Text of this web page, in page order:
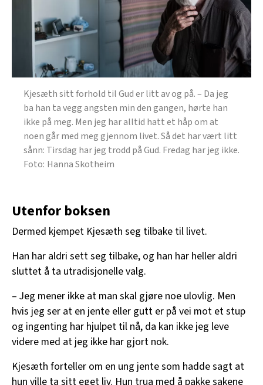
Kjesæth sitt forhold til Gud er litt av og på. – Da jeg
ba han ta vegg angsten min den gangen, hørte han
ikke på meg. Men jeg har alltid hatt et håp om at
noen går med meg gjennom livet. Så det har vært litt
sånn: Tirsdag har jeg trodd på Gud. Fredag har jeg ikke.
Hanna Skotheim
Utenfor boksen
Dermed kjempet Kjesæth seg tilbake til livet.
Han har aldri sett seg tilbake, og han har heller aldri
sluttet å ta utradisjonelle valg.
– Jeg mener ikke at man skal gjøre noe ulovlig. Men
hvis jeg ser at en jente eller gutt er på vei mot et stup
og ingenting har hjulpet til nå, da kan ikke jeg leve
videre med at jeg ikke har gjort nok.
Kjesæth forteller om en ung jente som hadde sagt at
hun ville ta sitt eget liv. Hun trua med å pakke sakene